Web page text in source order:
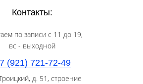
Контакты:
по записи с 11 до 19,
вс - выходной
(921) 721-72-49
д. 51, строение